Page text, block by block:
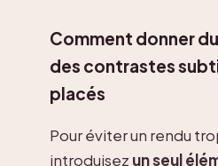
Comment donner
des contrastes
placés
Pour éviter un rendu
introduisez un seul